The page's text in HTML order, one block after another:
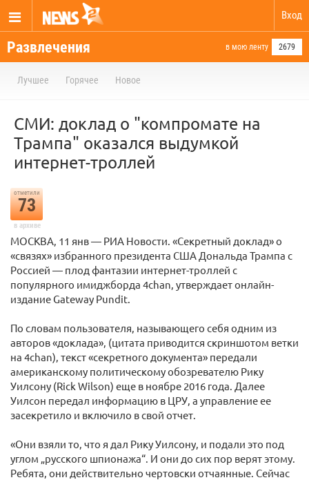
Вход
Развлечения в мою ленту 2679
Лучшее Горячее Новое
СМИ: доклад о "компромате на
Трампа" оказался выдумкой
интернет-троллей
отметили
73
в архиве
МОСКВА, 11 янв — РИА Новости. «Секретный доклад» о
«связях» избранного президента США Дональда Трампа с
Россией — плод фантазии интернет-троллей с
популярного имиджборда 4chan, утверждает онлайн-
издание Gateway Pundit.
По словам пользователя, называющего себя одним из
авторов «доклада», (цитата приводится скриншотом ветки
на 4chan), текст «секретного документа» передали
американскому политическому обозревателю Рику
Уилсону (Rick Wilson) еще в ноябре 2016 года. Далее
Уилсон передал информацию в ЦРУ, а управление ее
засекретило и включило в свой отчет.
«Они взяли то, что я дал Рику Уилсону, и подали это под
углом „русского шпионажа“. И они до сих пор верят этому.
Ребята, они действительно чертовски отчаянные. Сейчас